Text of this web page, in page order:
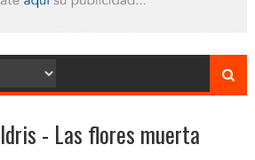
- Las flores muerta